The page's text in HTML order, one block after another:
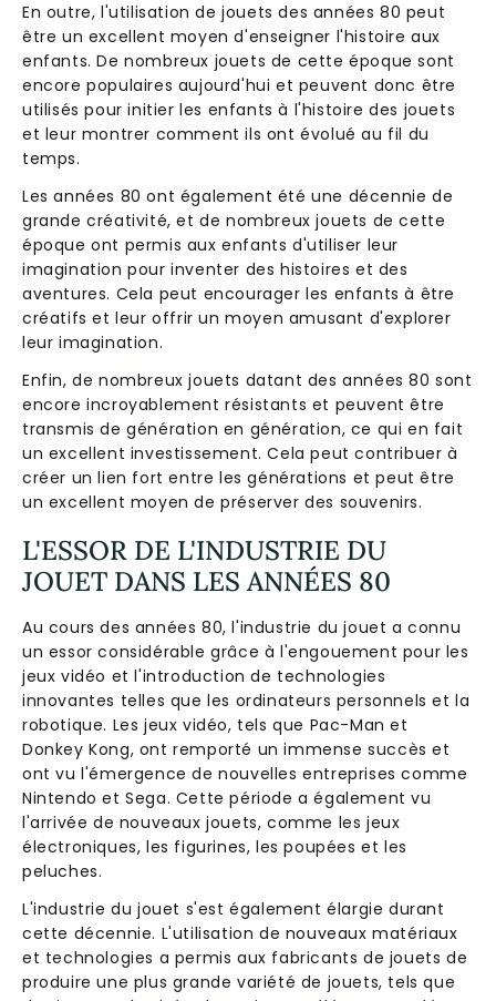
En outre, l'utilisation de jouets des années 80 peut
être un excellent moyen d'enseigner l'histoire aux
enfants. De nombreux jouets de cette époque sont
encore populaires aujourd'hui et peuvent donc être
utilisés pour initier les enfants à l'histoire des jouets
et leur montrer comment ils ont évolué au fil du
temps.
Les années 80 ont également été une décennie de
grande créativité, et de nombreux jouets de cette
époque ont permis aux enfants d'utiliser leur
imagination pour inventer des histoires et des
aventures. Cela peut encourager les enfants à être
créatifs et leur offrir un moyen amusant d'explorer
leur imagination.
Enfin, de nombreux jouets datant des années 80 sont
encore incroyablement résistants et peuvent être
transmis de génération en génération, ce qui en fait
un excellent investissement. Cela peut contribuer à
créer un lien fort entre les générations et peut être
un excellent moyen de préserver des souvenirs.
L'ESSOR DE L'INDUSTRIE DU
JOUET DANS LES ANNÉES 80
Au cours des années 80, l'industrie du jouet a connu
un essor considérable grâce à l'engouement pour les
jeux vidéo et l'introduction de technologies
innovantes telles que les ordinateurs personnels et la
robotique. Les jeux vidéo, tels que Pac-Man et
Donkey Kong, ont remporté un immense succès et
ont vu l'émergence de nouvelles entreprises comme
Nintendo et Sega. Cette période a également vu
l'arrivée de nouveaux jouets, comme les jeux
électroniques, les figurines, les poupées et les
peluches.
L'industrie du jouet s'est également élargie durant
cette décennie. L'utilisation de nouveaux matériaux
et technologies a permis aux fabricants de jouets de
produire une plus grande variété de jouets, tels que